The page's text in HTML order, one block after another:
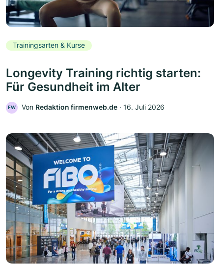
Trainingsarten & Kurse
Longevity Training richtig starten:
Für Gesundheit im Alter
FW Von Redaktion firmenweb.de ‧ 16. Juli 2026